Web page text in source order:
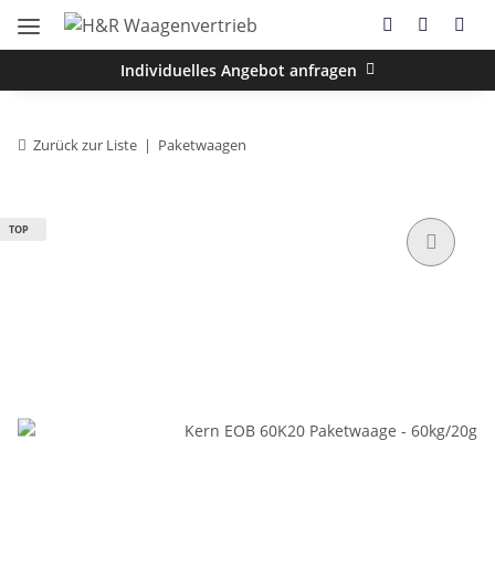
Individuelles Angebot anfragen
Zurück zur Liste Paketwaagen
TOP